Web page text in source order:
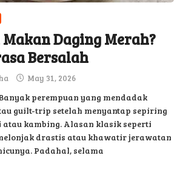
Daging Merah?
Bersalah
May 31, 2026
perempuan yang mendadak
guilt-trip setelah menyantap sepiring
kambing. Alasan klasik seperti
drastis atau khawatir jerawatan
Padahal, selama